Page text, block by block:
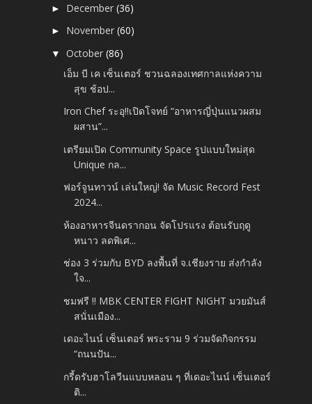
► December(36)
► November(60)
▼October(86)
เอ็ม บี เค เซ็นเตอร์ ชวนฉลองเทศกาลแห่งความ
สุข ช้อป...
Iron Chef ระอุ!!เปิดโจทย์ “อาหารญี่ปุ่นแนวผสม
ผสาน”...
เตรียมเปิด Community Space รูปแบบใหม่สุด
Unique กล...
ฟอร์จูนทาวน์ เล่นใหญ่! จัด Music Record Fest
2024...
ห้องอาหารจีนดรากอน จัดโปรแรง ต้อนรับฤดู
หนาว ลดพิเศ...
ช่อง 3 ร่วมกับ BYD ลงพื้นที่ จ.เชียงราย ส่งกำลัง
ใจ...
ชมฟรี !! MBK CENTER FIGHT NIGHT มวยมันส์
สนั่นเมือง...
เดอะไนน์ เซ็นเตอร์ พระราม 9 ร่วมจัดกิจกรรม
“ถนนปัน...
กรี้ดรับฮาโลวีนแบบหลอน ๆ ที่เดอะไนน์ เซ็นเตอร์
ติ...